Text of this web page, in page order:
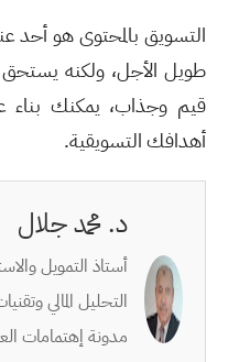
التسويق بالمحتوى هو أحد
طويل الأجل، ولكنه
قيم وجذاب، يمكنك بناء
أهدافك التسويقية.
د. محمد جلال
أستاذ التمويل
التحليل المالي
مدونة إهتمامات